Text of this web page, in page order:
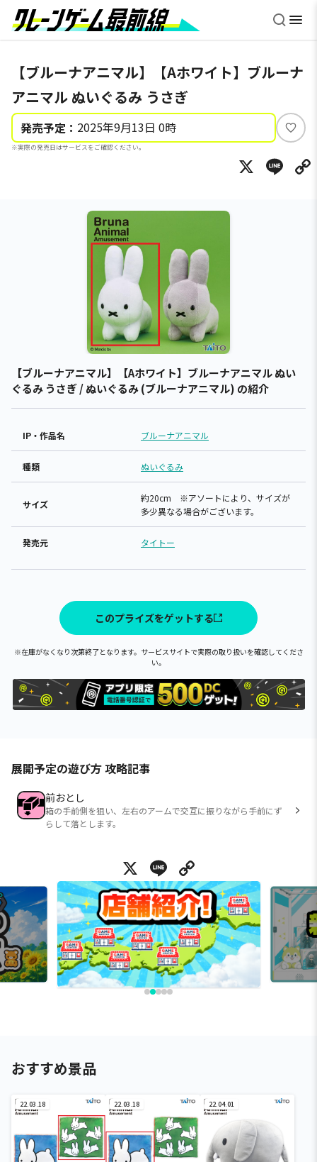
【ブルーナアニマル】【Aホワイト】ブルーナ
アニマル ぬいぐるみ うさぎ
発売予定： 2025年9月13日 0時
※実際の発売日はサービスをご確認ください。
い
ね
X
【ブルーナアニマル】【Aホワイト】ブルーナアニマル ぬい
ぐるみ うさぎ / ぬいぐるみ (ブルーナアニマル) の紹介
IP・作品名 ブルーナアニマル
種類 ぬいぐるみ
サイズ
約20cm ※アソートにより、サイズが
多少異なる場合がございます。
発売元 タイトー
このプライズをゲットする
※在庫がなくなり次第終了となります。サービスサイトで実際の取り扱いを確認してくださ
い。
展開予定の遊び方 攻略記事
前おとし
箱の手前側を狙い、左右のアームで交互に振りながら手前にず
らして落とします。
X Line
おすすめ景品
22.03.18 22.03.18 22.04.01